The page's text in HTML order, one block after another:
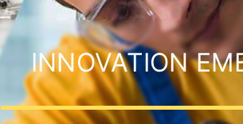
INNOVATION